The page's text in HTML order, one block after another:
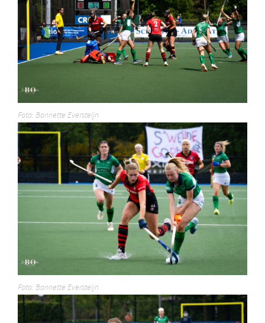
Foto: Bonnette Eversteijn
Foto: Bonnette Eversteijn